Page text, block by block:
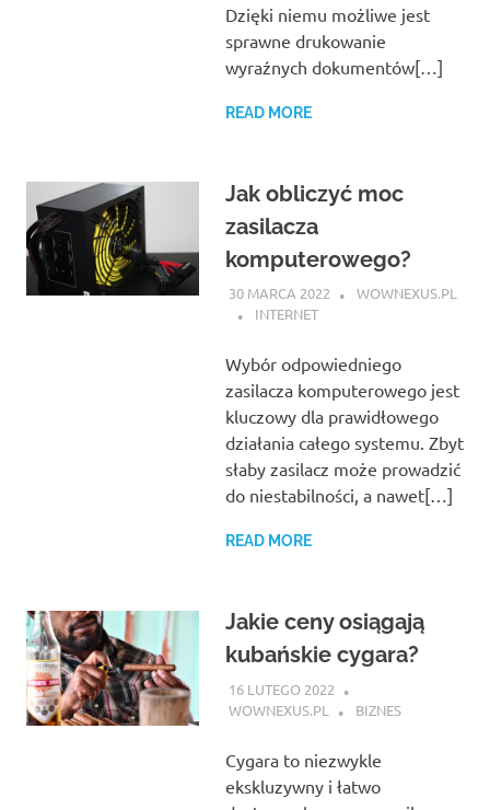
Dzięki niemu możliwe jest
sprawne drukowanie
wyraźnych dokumentów[…]
READ MORE
Jak obliczyć moc
zasilacza
komputerowego?
30 MARCA 2022
WOWNEXUS.PL
INTERNET
Wybór odpowiedniego
zasilacza komputerowego jest
kluczowy dla prawidłowego
działania całego systemu. Zbyt
słaby zasilacz może prowadzić
do niestabilności, a nawet[…]
READ MORE
Jakie ceny osiągają
kubańskie cygara?
16 LUTEGO 2022
WOWNEXUS.PL
BIZNES
Cygara to niezwykle
ekskluzywny i łatwo